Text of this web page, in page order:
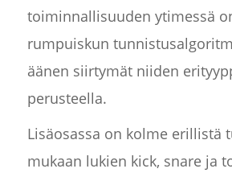
toiminnallisuuden ytimessä
rumpuiskun
äänen siirtymät niiden
perusteella.
Lisäosassa on kolme erillistä
mukaan lukien kick, snare ja